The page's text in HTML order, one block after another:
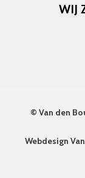
WIJ
© Van den
Webdesign